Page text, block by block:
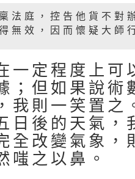
法庭，控告他貨不對
無效，因而懷疑大師
一定程度上可
；但如果說術
我則一笑置之
日後的天氣，
全改變氣象，
嗤之以鼻。